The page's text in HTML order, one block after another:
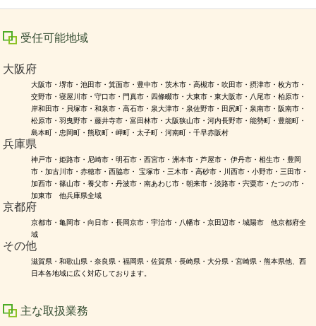
受任可能地域
大阪府
大阪市・堺市・池田市・箕面市・豊中市・茨木市・高槻市・吹田市・摂津市・枚方市・
交野市・寝屋川市・守口市・門真市・四條畷市・大東市・東大阪市・八尾市・柏原市・
岸和田市・貝塚市・和泉市・高石市・泉大津市・泉佐野市・田尻町・泉南市・阪南市・
松原市・羽曳野市・藤井寺市・富田林市・大阪狭山市・河内長野市・能勢町・豊能町・
島本町・忠岡町・熊取町・岬町・太子町・河南町・千早赤阪村
兵庫県
神戸市・姫路市・尼崎市・明石市・西宮市・洲本市・芦屋市・ 伊丹市・相生市・豊岡
市・加古川市・赤穂市・西脇市・ 宝塚市・三木市・高砂市・川西市・小野市・三田市・
加西市・篠山市・養父市・丹波市・南あわじ市・朝来市・淡路市・宍粟市・たつの市・
加東市 他兵庫県全域
京都府
京都市・亀岡市・向日市・長岡京市・宇治市・八幡市・京田辺市・城陽市 他京都府全
域
その他
滋賀県・和歌山県・奈良県・福岡県・佐賀県・長崎県・大分県・宮崎県・熊本県他、西
日本各地域に広く対応しております。
主な取扱業務